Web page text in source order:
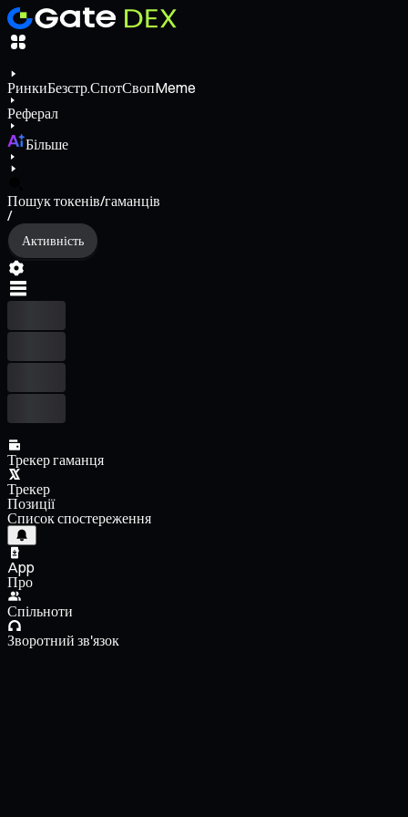
РинкиБезстр.СпотСвопMeme
Реферал
Більше
Пошук токенів/гаманців
/
Активність
Трекер гаманця
Трекер
Позиції
Список спостереження
App
Про
Спільноти
Зворотний зв'язок